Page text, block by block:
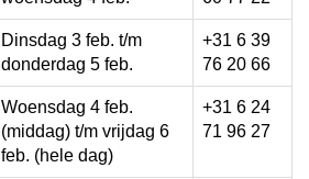
Dinsdag 3 feb. t/m
donderdag 5 feb.
+31 6 39
76 20 66
Woensdag 4 feb.
(middag) t/m vrijdag 6
feb. (hele dag)
+31 6 24
71 96 27